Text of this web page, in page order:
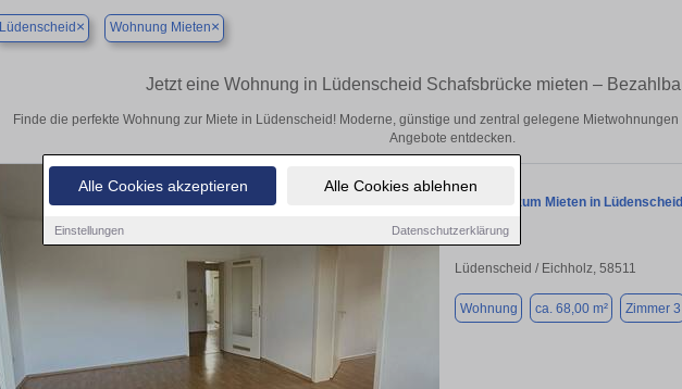
Alle Cookies akzeptieren Alle Cookies ablehnen
Einstellungen Datenschutzerklärung
Lüdenscheid × Wohnung Mieten×
Jetzt eine Wohnung in Lüdenscheid Schafsbrücke mieten –
Finde die perfekte Wohnung zur Miete in Lüdenscheid! Moderne, günstige und zentral gelegene
Angebote entdecken.
Wohnung zum Mieten in
Lüdenscheid / Eichholz, 58511
Wohnung ca. 68,00 m² Zimmer 3